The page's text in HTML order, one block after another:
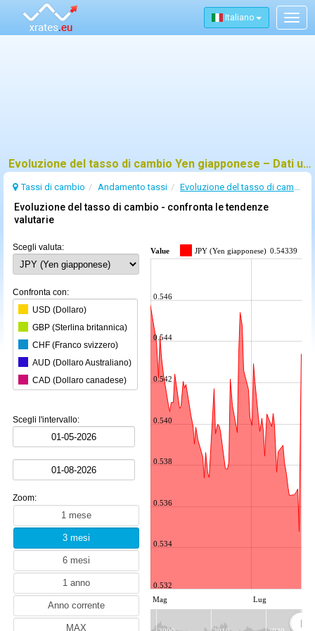
Italiano
Evoluzione del tasso di cambio Yen giapponese – Dati ufficiali della BCE e trend
Tassi di cambio Andamento tassi Evoluzione del tasso di cambio Yen giapponese
Evoluzione del tasso di cambio - confronta le tendenze
valutarie
Scegli valuta:
Confronta con:
USD (Dollaro)
GBP (Sterlina britannica)
CHF (Franco svizzero)
AUD (Dollaro Australiano)
CAD (Dollaro canadese)
KRW (Won sudcoreano)
BRL (Real brasiliano)
MXN (Peso messicano)
SGD (Dollaro di Singapore)
SEK (Corona svedese)
NZD (Dollaro neozelandese)
ZAR (Rand sudafricano)
TRY (Lira turca)
PLN (Zloty polacco)
MYR (Ringgit malese)
NOK (Corona norvegese)
Scegli l'intervallo:
Zoom:
Value JPY (Yen giapponese) 0.54339
Mag Lug
0.532
0.534
0.536
0.538
0.540
0.542
0.544
0.546